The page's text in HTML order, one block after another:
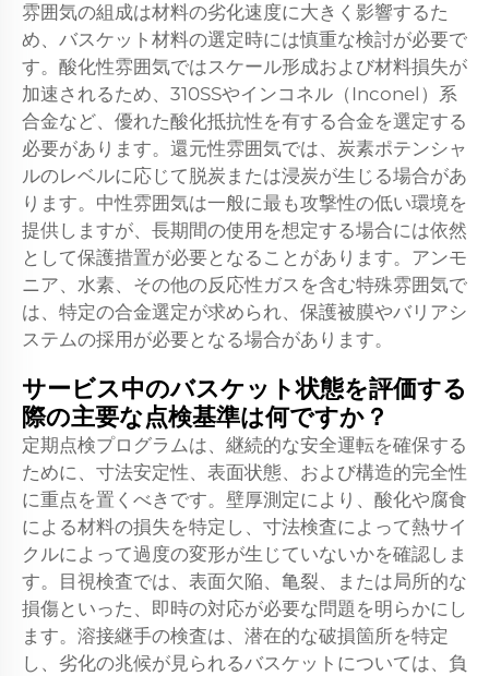
雰囲気の組成は材料の劣化速度に大きく影響するた
め、バスケット材料の選定時には慎重な検討が必要で
す。酸化性雰囲気ではスケール形成および材料損失が
加速されるため、310SSやインコネル（Inconel）系
合金など、優れた酸化抵抗性を有する合金を選定する
必要があります。還元性雰囲気では、炭素ポテンシャ
ルのレベルに応じて脱炭または浸炭が生じる場合があ
ります。中性雰囲気は一般に最も攻撃性の低い環境を
提供しますが、長期間の使用を想定する場合には依然
として保護措置が必要となることがあります。アンモ
ニア、水素、その他の反応性ガスを含む特殊雰囲気で
は、特定の合金選定が求められ、保護被膜やバリアシ
ステムの採用が必要となる場合があります。
サービス中のバスケット状態を評価する
際の主要な点検基準は何ですか？
定期点検プログラムは、継続的な安全運転を確保する
ために、寸法安定性、表面状態、および構造的完全性
に重点を置くべきです。壁厚測定により、酸化や腐食
による材料の損失を特定し、寸法検査によって熱サイ
クルによって過度の変形が生じていないかを確認しま
す。目視検査では、表面欠陥、亀裂、または局所的な
損傷といった、即時の対応が必要な問題を明らかにし
ます。溶接継手の検査は、潜在的な破損箇所を特定
し、劣化の兆候が見られるバスケットについては、負